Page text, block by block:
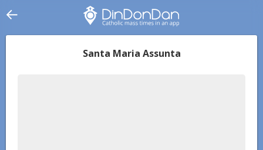
Santa Maria Assunta